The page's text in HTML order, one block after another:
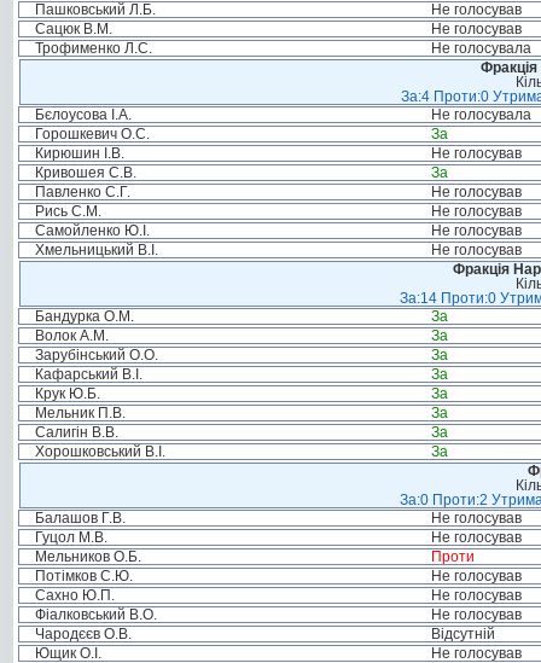
Пашковський Л.Б.
Не голосував
Сацюк В.М.
Не голосував
Трофименко Л.С.
Не голосувала
Фракція
За:4 Проти:0
Бєлоусова І.А.
Не голосувала
Горошкевич О.С.
За
Кирюшин І.В.
Не голосував
Кривошея С.В.
За
Павленко С.Г.
Не голосував
Рись С.М.
Не голосував
Самойленко Ю.І.
Не голосував
Хмельницький В.І.
Не голосував
Фракція
За:14 Проти:0
Бандурка О.М.
За
Волок А.М.
За
Зарубінський О.О.
За
Кафарський В.І.
За
Крук Ю.Б.
За
Мельник П.В.
За
Салигін В.В.
За
Хорошковський В.І.
За
За:0 Проти:2
Балашов Г.В.
Не голосував
Гуцол М.В.
Не голосував
Мельников О.Б.
Проти
Потімков С.Ю.
Не голосував
Сахно Ю.П.
Не голосував
Фіалковський В.О.
Не голосував
Чародєєв О.В.
Відсутній
Ющик О.І.
Не голосував